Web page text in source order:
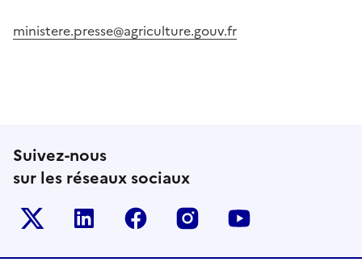
ministere.presse@agriculture.gouv.fr
Suivez-nous
sur les réseaux sociaux
Le ministère sur Twitter
Le ministère sur LinkedIn
Le ministère sur Facebook
Le ministère sur